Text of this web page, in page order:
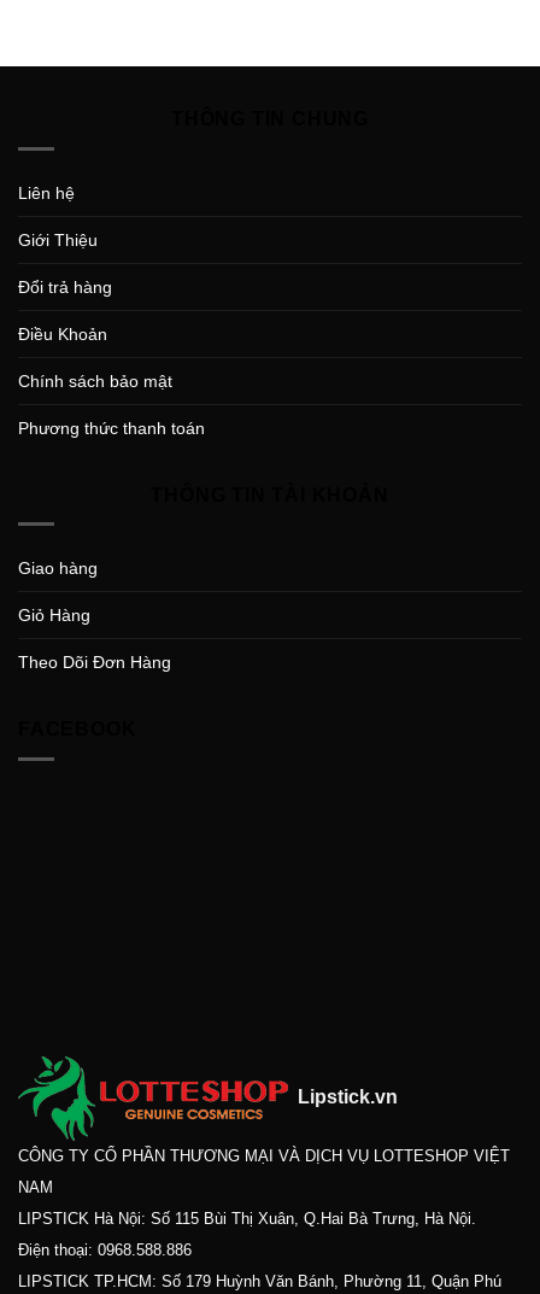
Liên hệ
Giới Thiệu
Đổi trả hàng
Điều Khoản
Chính sách bảo mật
Phương thức thanh toán
Giao hàng
Giỏ Hàng
Theo Dõi Đơn Hàng
Lipstick.vn
CÔNG TY CỔ PHẦN THƯƠNG MẠI VÀ DỊCH VỤ LOTTESHOP VIỆT
NAM
LIPSTICK Hà Nội: Số 115 Bùi Thị Xuân, Q.Hai Bà Trưng, Hà Nội.
Điện thoại: 0968.588.886
LIPSTICK TP.HCM: Số 179 Huỳnh Văn Bánh, Phường 11, Quận Phú